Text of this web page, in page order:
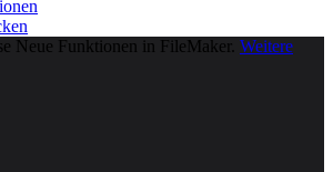
Neue Funktionen in FileMaker. Weitere